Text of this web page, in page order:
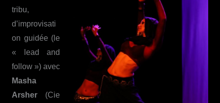
tribu,
d’improvisati
on guidée (le
« lead and
follow ») avec
Masha
Arsher (Cie